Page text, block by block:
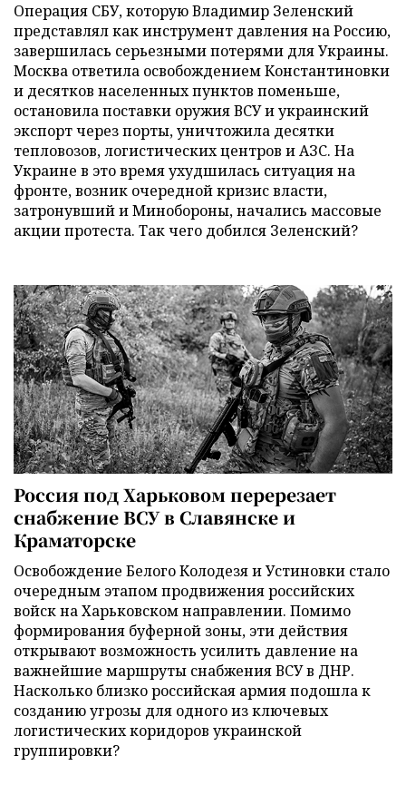
Операция СБУ, которую Владимир Зеленский
представлял как инструмент давления на Россию,
завершилась серьезными потерями для Украины.
Москва ответила освобождением Константиновки
и десятков населенных пунктов поменьше,
остановила поставки оружия ВСУ и украинский
экспорт через порты, уничтожила десятки
тепловозов, логистических центров и АЗС. На
Украине в это время ухудшилась ситуация на
фронте, возник очередной кризис власти,
затронувший и Минобороны, начались массовые
акции протеста. Так чего добился Зеленский?
Россия под Харьковом перерезает
снабжение ВСУ в Славянске и
Краматорске
Освобождение Белого Колодезя и Устиновки стало
очередным этапом продвижения российских
войск на Харьковском направлении. Помимо
формирования буферной зоны, эти действия
открывают возможность усилить давление на
важнейшие маршруты снабжения ВСУ в ДНР.
Насколько близко российская армия подошла к
созданию угрозы для одного из ключевых
логистических коридоров украинской
группировки?